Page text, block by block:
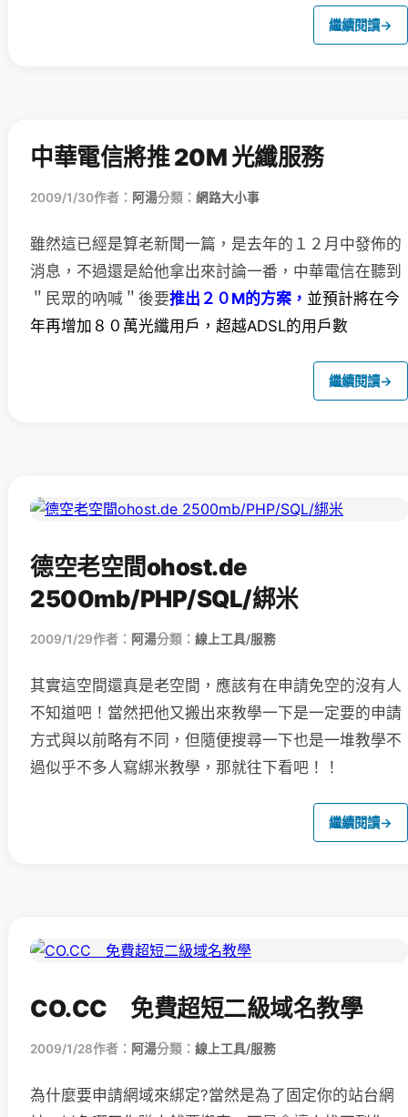
繼續閱讀→
中華電信將推 20M 光纖服務
2009/1/30作者： 阿湯分類： 網路大小事
雖然這已經是算老新聞一篇，是去年的１２月中發佈的
消息， 不過還是給他拿出來討論一番，中華電信在聽到
＂民眾的吶喊＂後要推出２０M的方案， 並預計將在今
年再增加８０萬光纖用戶，超越ADSL的用戶數
繼續閱讀→
德空老空間ohost.de
2500mb/PHP/SQL/綁米
2009/1/29作者： 阿湯分類： 線上工具/服務
其實這空間還真是老空間，應該有在申請免空的沒有人
不知道吧！當然把他又搬出來教學一下是一定要的申請
方式與以前略有不同，但隨便搜尋一下也是一堆教學不
過似乎不多人寫綁米教學，那就往下看吧！！
繼續閱讀→
CO.CC 免費超短二級域名教學
2009/1/28作者： 阿湯分類： 線上工具/服務
為什麼要申請網域來綁定?當然是為了固定你的站台網